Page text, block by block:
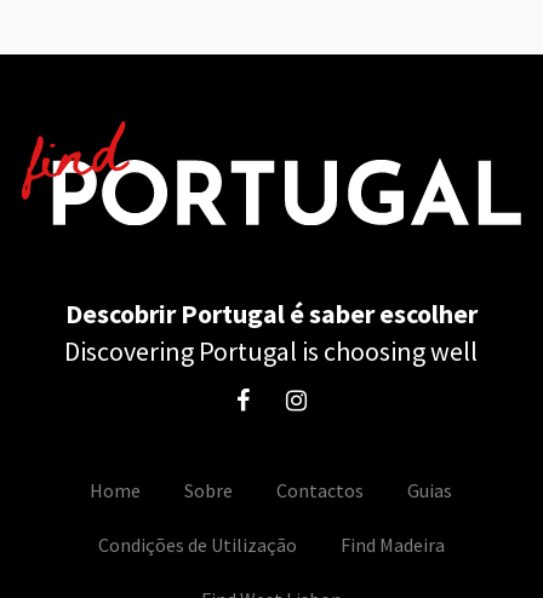
Descobrir Portugal é saber escolher
Discovering Portugal is choosing well
Home Sobre Contactos Guias
Condições de Utilização Find Madeira